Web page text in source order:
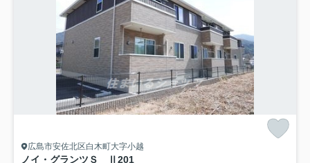
広島市安佐北区白木町大字小越
ノイ・グランツＳ Ⅱ 201